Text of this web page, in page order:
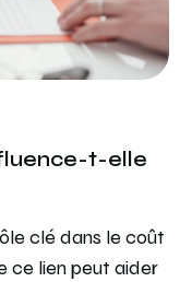
t-elle
clé dans le coût
ce lien peut aider